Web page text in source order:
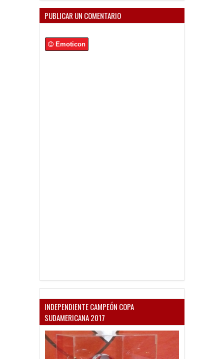
PUBLICAR UN COMENTARIO
Emoticon
INDEPENDIENTE CAMPEÓN COPA
SUDAMERICANA 2017